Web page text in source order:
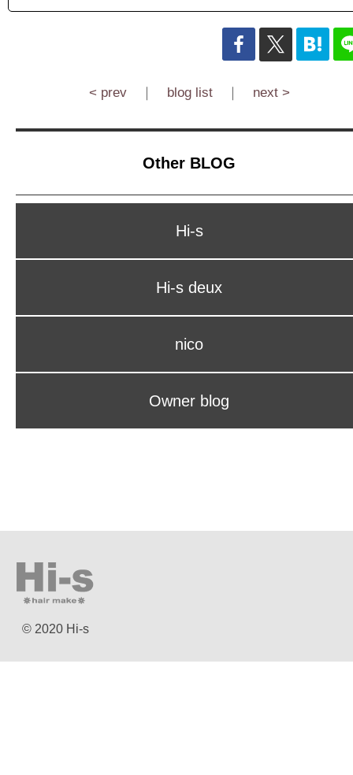
< prev｜ blog list｜ next >
Other BLOG
Hi-s
Hi-s deux
nico
Owner blog
© 2020 Hi-s